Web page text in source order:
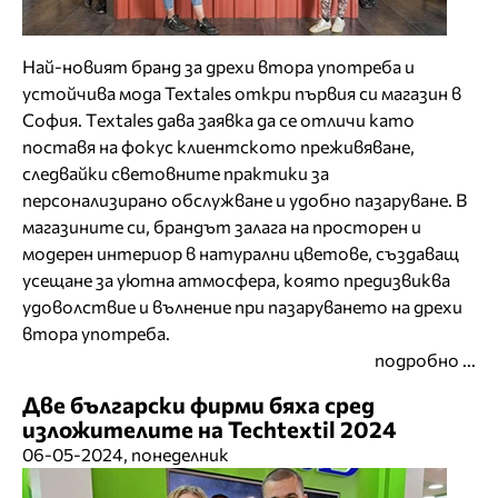
Най-новият бранд за дрехи втора употреба и
устойчива мода Textales откри първия си магазин в
София. Тextales дава заявка да се отличи като
поставя на фокус клиентското преживяване,
следвайки световните практики за
персонализирано обслужване и удобно пазаруване. В
магазините си, брандът залага на просторен и
модерен интериор в натурални цветове, създаващ
усещане за уютна атмосфера, която предизвиква
удоволствие и вълнение при пазаруването на дрехи
втора употреба.
подробно ...
Две български фирми бяха сред
изложителите на Techtextil 2024
06-05-2024, понеделник